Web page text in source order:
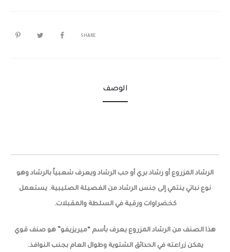
SHARE
الوصف
الرشاد المزروع أو رشاد بري أو حب الرشاد ويعرف شعبياً بالرشاد وهو
نوع نباتي ينتمي إلى جنس الرشاد من الفصيلة الصليبية. يستعمل
كخضراوات ورقية في السلطة والمقبلات.
هذا الصنف من الرشاد المزروع يعرف بأسم “ميريزيفو” هو صنف قوي
يمكن زراعته في الحدائق الشتوية وطوال العام بجنب النوافذ.